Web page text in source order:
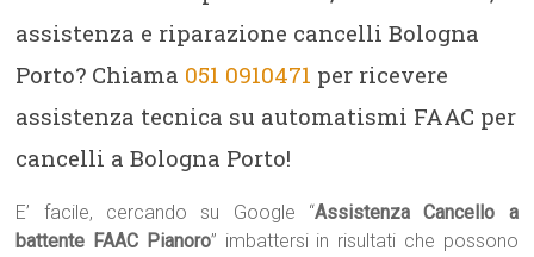
assistenza e riparazione cancelli Bologna
Porto? Chiama 051 0910471 per ricevere
assistenza tecnica su automatismi FAAC per
cancelli a Bologna Porto!
E’ facile, cercando su Google “Assistenza Cancello a
battente FAAC Pianoro” imbattersi in risultati che possono